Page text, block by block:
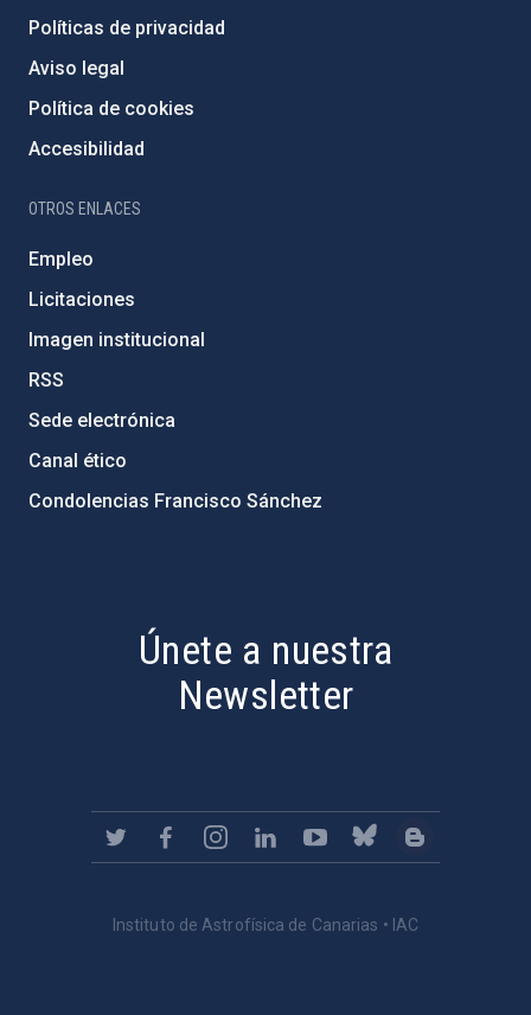
Políticas de privacidad
Aviso legal
Política de cookies
Accesibilidad
OTROS ENLACES
Empleo
Licitaciones
Imagen institucional
RSS
Sede electrónica
Canal ético
Condolencias Francisco Sánchez
Únete a nuestra
Newsletter
Instituto de Astrofísica de Canarias • IAC